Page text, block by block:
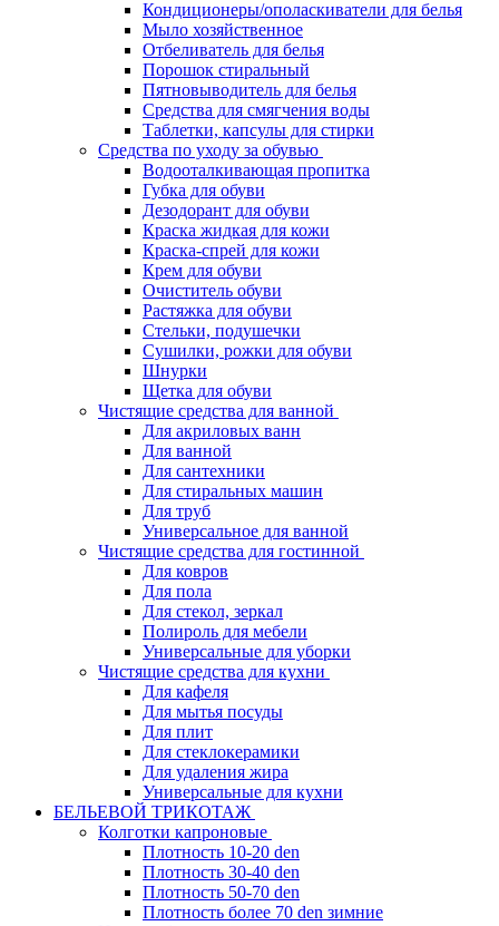
Кондиционеры/ополаскиватели для белья
Мыло хозяйственное
Отбеливатель для белья
Порошок стиральный
Пятновыводитель для белья
Средства для смягчения воды
Таблетки, капсулы для стирки
Средства по уходу за обувью
Водооталкивающая пропитка
Губка для обуви
Дезодорант для обуви
Краска жидкая для кожи
Краска-спрей для кожи
Крем для обуви
Очиститель обуви
Растяжка для обуви
Стельки, подушечки
Сушилки, рожки для обуви
Шнурки
Щетка для обуви
Чистящие средства для ванной
Для акриловых ванн
Для ванной
Для сантехники
Для стиральных машин
Для труб
Универсальное для ванной
Чистящие средства для гостинной
Для ковров
Для пола
Для стекол, зеркал
Полироль для мебели
Универсальные для уборки
Чистящие средства для кухни
Для кафеля
Для мытья посуды
Для плит
Для стеклокерамики
Для удаления жира
Универсальные для кухни
БЕЛЬЕВОЙ ТРИКОТАЖ
Колготки капроновые
Плотность 10-20 den
Плотность 30-40 den
Плотность 50-70 den
Плотность более 70 den зимние